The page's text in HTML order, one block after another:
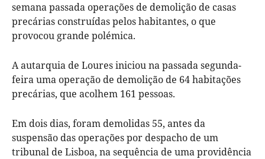
semana passada operações de demolição de casas
precárias construídas pelos habitantes, o que
provocou grande polémica.
A autarquia de Loures iniciou na passada segunda-
feira uma operação de demolição de 64 habitações
precárias, que acolhem 161 pessoas.
Em dois dias, foram demolidas 55, antes da
suspensão das operações por despacho de um
tribunal de Lisboa, na sequência de uma providência